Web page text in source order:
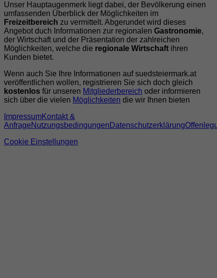
Unser Hauptaugenmerk liegt dabei, der Bevölkerung einen
umfassenden Überblick der Möglichkeiten im
Freizeitbereich zu vermittelt. Abgerundet wird dieses
Angebot duch Informationen zur regionalen Gastronomie,
der Wirtschaft und der Präsentation der zahlreichen
Möglichkeiten, welche die regionale Wirtschaft ihren
Kunden bietet.
Wenn auch Sie Ihre Informationen auf suedsteiermark.at
veröffentlichen wollen, registrieren Sie sich doch gleich
kostenlos für unseren Mitgliederbereich oder informieren
sich über die vielen Möglichkeiten die wir Ihnen bieten
ImpressumKontakt &
AnfrageNutzungsbedingungen Datenschutzerklärung
Cookie Einstellungen